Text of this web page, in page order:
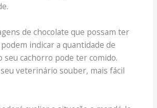
de chocolate que possam ter
indicar a quantidade de
seu cachorro pode ter comido.
veterinário souber, mais fácil